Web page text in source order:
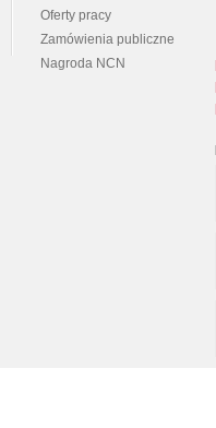
Oferty pracy
Zamówienia publiczne
Nagroda NCN